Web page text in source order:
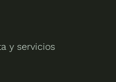
y servicios